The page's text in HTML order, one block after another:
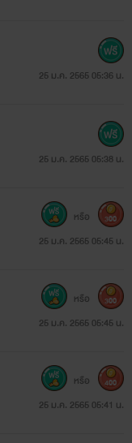
25 ม.ค. 2565 05:36 น.
25 ม.ค. 2565 05:38 น.
25 ม.ค. 2565 05:45 น.
หรือ 300
25 ม.ค. 2565 05:45 น.
หรือ 300
25 ม.ค. 2565 05:41 น.
หรือ 400